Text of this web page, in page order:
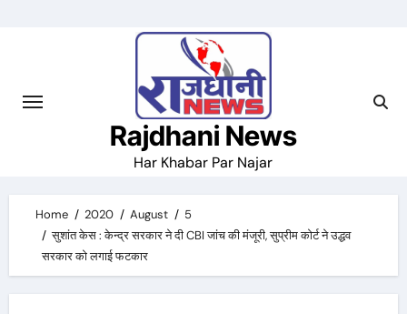
Rajdhani News
Har Khabar Par Najar
Home 2020 August
5
सुशांत केस : केन्द्र सरकार ने दी CBI जांच की मंजूरी, सुप्रीम कोर्ट ने उद्धव
सरकार को लगाई फटकार